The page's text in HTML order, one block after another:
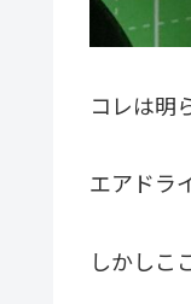
コレは明
エアドラ
しかしこ